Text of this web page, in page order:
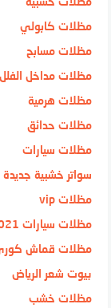
مظلات كابولي
مظلات مسابح
مظلات مداخل الفلل
مظلات هرمية
مظلات حدائق
مظلات سيارات
سواتر خشبية جديدة
مظلات vip
مظلات سيارات 2021
مظلات قماش
بيوت شعر الرياض
مظلات خشب